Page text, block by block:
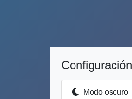
Configuración
Modo oscuro